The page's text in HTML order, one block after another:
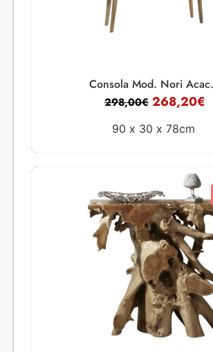
Consola Mod. Nori
298,00€ 268,20€
90 x 30 x 78cm